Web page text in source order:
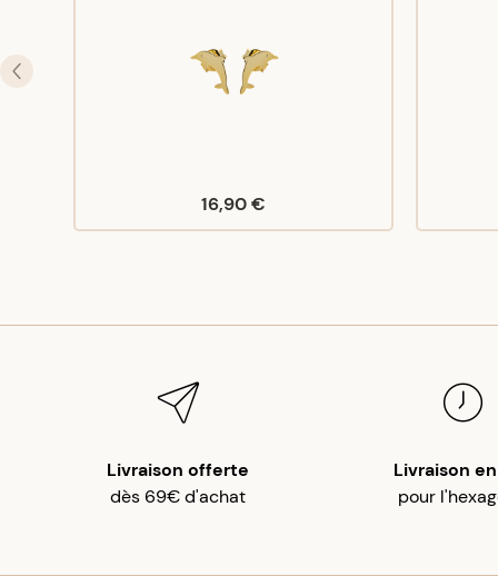
16,90 €
Livraison offerte
dès 69€ d'achat
Livraison
pour